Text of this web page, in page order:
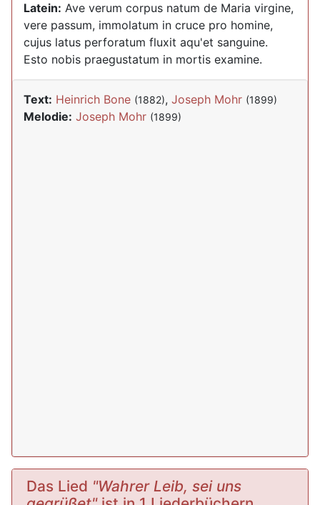
Latein: Ave verum corpus natum de Maria virgine,
vere passum, immolatum in cruce pro homine,
cujus latus perforatum fluxit aqu'et sanguine.
Esto nobis praegustatum in mortis examine.
Text: Heinrich Bone (1882), Joseph Mohr (1899)
Melodie: Joseph Mohr (1899)
Das Lied "Wahrer Leib, sei uns